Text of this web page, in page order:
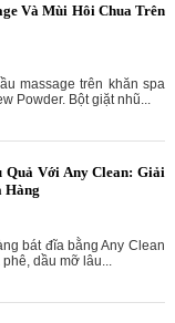
Và Mùi Hôi Chua Trên
massage trên khăn spa
Powder. Bột giặt nhũ...
Với Any Clean: Giải
Hàng
bát đĩa bằng Any Clean
dầu mỡ lâu...